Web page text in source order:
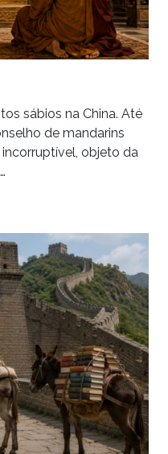
sábios na China. Até
de mandarins
objeto da